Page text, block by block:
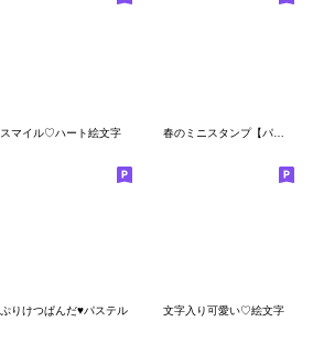
スマイル♡ハート絵文字 春のミニスタンプ【パンダ文字付き絵文字】
ぷりけつぱんだ♥︎パステル 文字入り可愛い♡絵文字